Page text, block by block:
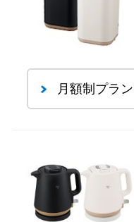
月額制プラン